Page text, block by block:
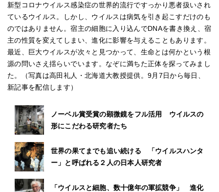
新型コロナウイルス感染症の世界的流行ですっかり悪者扱いされ
ているウイルス。しかし、ウイルスは病気を引き起こすだけのも
のではありません。宿主の細胞に入り込んでDNAを書き換え、宿
主の性質を変えてしまい、進化に影響を与えることもあります。
最近、巨大ウイルスが次々と見つかって、生命とは何かという根
源の問いさえ揺らいでいます。なぞに満ちた正体を探ってみまし
た。（写真は高田礼人・北海道大教授提供。9月7日から毎日、
新記事を配信します）
ノーベル賞受賞の顕微鏡をフル活用 ウイルスの
形にこだわる研究者たち
世界の果てまでも追い続ける 「ウイルスハンタ
ー」と呼ばれる２人の日本人研究者
「ウイルスと細胞、数十億年の軍拡競争」 進化